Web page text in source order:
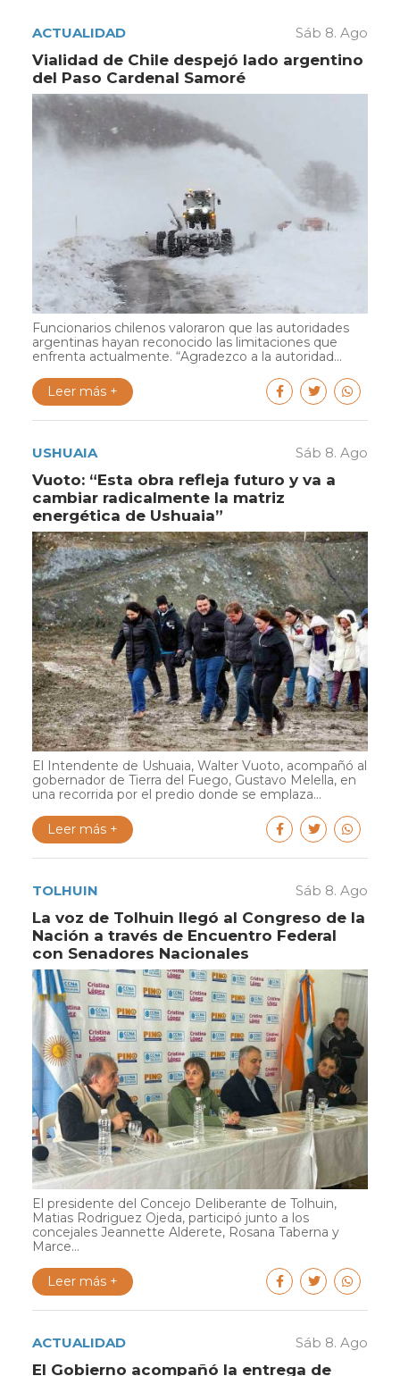
ACTUALIDAD Sáb 8. Ago
Vialidad de Chile despejó lado argentino
del Paso Cardenal Samoré
Funcionarios chilenos valoraron que las autoridades
argentinas hayan reconocido las limitaciones que
enfrenta actualmente. “Agradezco a la autoridad...
Leer más +
USHUAIA Sáb 8. Ago
Vuoto: “Esta obra refleja futuro y va a
cambiar radicalmente la matriz
energética de Ushuaia”
El Intendente de Ushuaia, Walter Vuoto, acompañó al
gobernador de Tierra del Fuego, Gustavo Melella, en
una recorrida por el predio donde se emplaza...
Leer más +
TOLHUIN Sáb 8. Ago
La voz de Tolhuin llegó al Congreso de la
Nación a través de Encuentro Federal
con Senadores Nacionales
El presidente del Concejo Deliberante de Tolhuin,
Matias Rodriguez Ojeda, participó junto a los
concejales Jeannette Alderete, Rosana Taberna y
Marce...
Leer más +
ACTUALIDAD Sáb 8. Ago
El Gobierno acompañó la entrega de